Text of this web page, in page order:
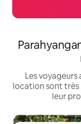
Les
location sont très
leur